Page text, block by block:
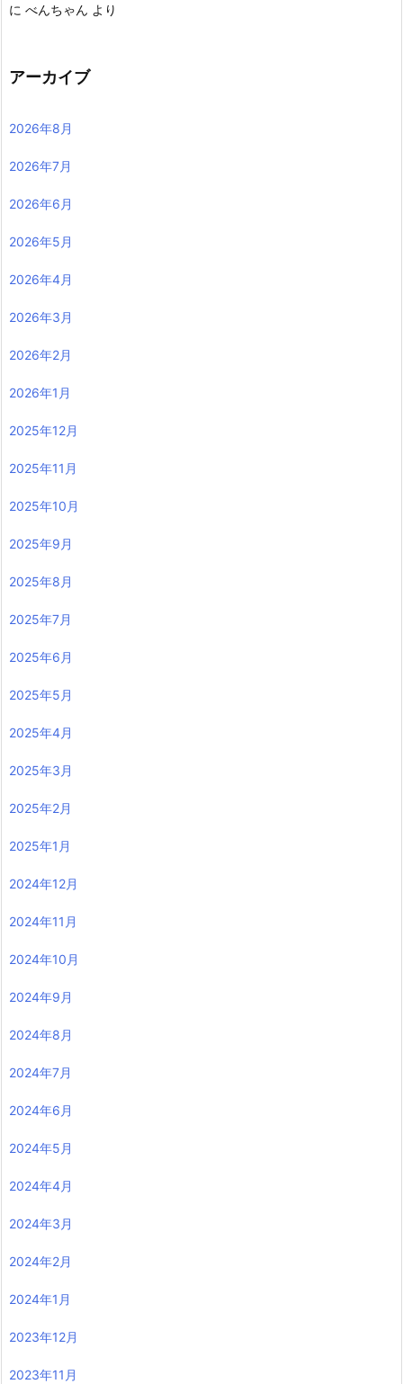
に べんちゃん より
アーカイブ
2026年8月
2026年7月
2026年6月
2026年5月
2026年4月
2026年3月
2026年2月
2026年1月
2025年12月
2025年11月
2025年10月
2025年9月
2025年8月
2025年7月
2025年6月
2025年5月
2025年4月
2025年3月
2025年2月
2025年1月
2024年12月
2024年11月
2024年10月
2024年9月
2024年8月
2024年7月
2024年6月
2024年5月
2024年4月
2024年3月
2024年2月
2024年1月
2023年12月
2023年11月